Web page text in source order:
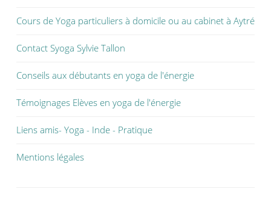
Cours de Yoga particuliers à domicile ou au cabinet à Aytré
Contact Syoga Sylvie Tallon
Conseils aux débutants en yoga de l'énergie
Témoignages Elèves en yoga de l'énergie
Liens amis- Yoga - Inde - Pratique
Mentions légales